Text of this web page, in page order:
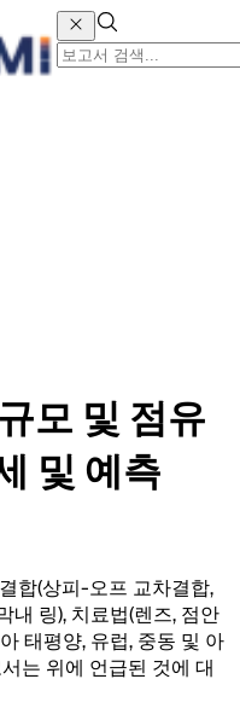
모 및 점유
및 예측
합(상피-오프 교차결합,
내 링), 치료법(렌즈, 점안
태평양, 유럽, 중동 및 아
는 위에 언급된 것에 대